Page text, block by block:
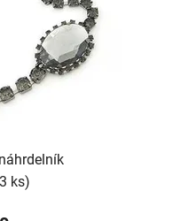
ks)